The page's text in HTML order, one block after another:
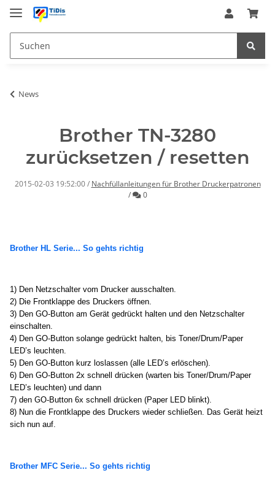
News
Brother TN-3280
zurücksetzen / resetten
2015-02-03 19:52:00 / Nachfüllanleitungen für Brother Druckerpatronen
/
Kommentare
0
Brother HL Serie... So gehts richtig
1) Den Netzschalter vom Drucker ausschalten.
2) Die Frontklappe des Druckers öffnen.
3) Den GO-Button am Gerät gedrückt halten und den Netzschalter
einschalten.
4) Den GO-Button solange gedrückt halten, bis Toner/Drum/Paper
LED’s leuchten.
5) Den GO-Button kurz loslassen (alle LED’s erlöschen).
6) Den GO-Button 2x schnell drücken (warten bis Toner/Drum/Paper
LED’s leuchten) und dann
7) den GO-Button 6x schnell drücken (Paper LED blinkt).
8) Nun die Frontklappe des Druckers wieder schließen. Das Gerät heizt
sich nun auf.
Brother MFC Serie... So gehts richtig